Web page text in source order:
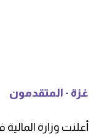
غزة - المتقدمون
أعلنت وزارة